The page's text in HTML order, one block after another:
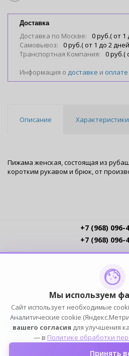
Доставка
Доставка по Москве:
0 руб.( от 1
Самовывоз:
0 руб.( от 1 до 2
Транспортная Компания:
0 руб.(
Информация о доставке и оплате
Описание Характеристики
Пижама женская, состоящая из
коротким рукавом и брюк, от
+7 (968) 096-
+7 (968) 096-
Политика
Мы используем
Сайт использует необходимые
Аналитические cookie
вашего согласия для улучшения
— в Политике обработки
Принять